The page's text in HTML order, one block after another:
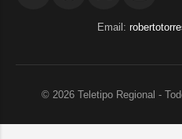
Email:
© 2026 Teletipo Regional -